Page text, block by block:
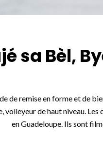
sa Bèl,
de remise en forme et de
volleyeur de haut niveau.
en Guadeloupe. Ils sont